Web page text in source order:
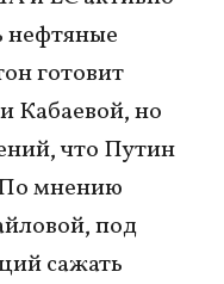
нефтяные
готовит
Кабаевой, но
что Путин
По мнению
под
сажать